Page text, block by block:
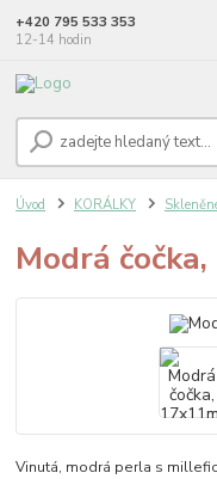
+420 795 533 353
12-14 hodin
Úvod KORÁLKY
Modrá
Vinutá, modrá perla s